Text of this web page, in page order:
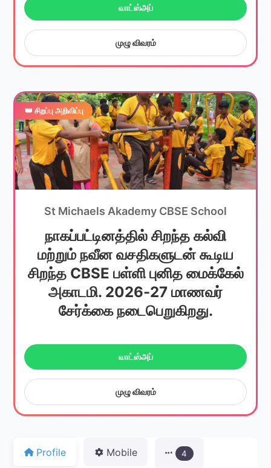
வாட்ஸ்அப்
முழு விவரம்
👑 சிறப்பு அறிவிப்பு
St Michaels Akademy CBSE School
நாகப்பட்டினத்தில் சிறந்த கல்வி
மற்றும் நவீன வசதிகளுடன் கூடிய
சிறந்த CBSE பள்ளி புனித மைக்கேல்
அகாடமி. 2026-27 மாணவர்
சேர்க்கை நடைபெறுகிறது.
வாட்ஸ்அப்
முழு விவரம்
Profile Mobile 4